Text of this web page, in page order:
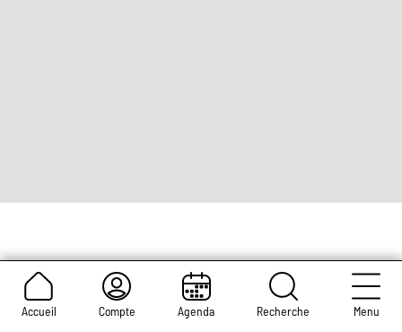
Accueil Compte Agenda Recherche Menu